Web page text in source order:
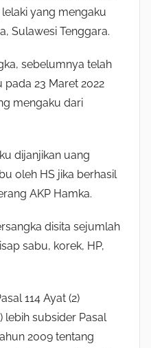
yang mengaku
Sulawesi Tenggara.
sebelumnya telah
pada 23 Maret 2022
mengaku dari
dijanjikan uang
oleh HS jika berhasil
AKP Hamka.
disita sejumlah
sabu, korek, HP,
114 Ayat (2)
lebih subsider Pasal
2009 tentang